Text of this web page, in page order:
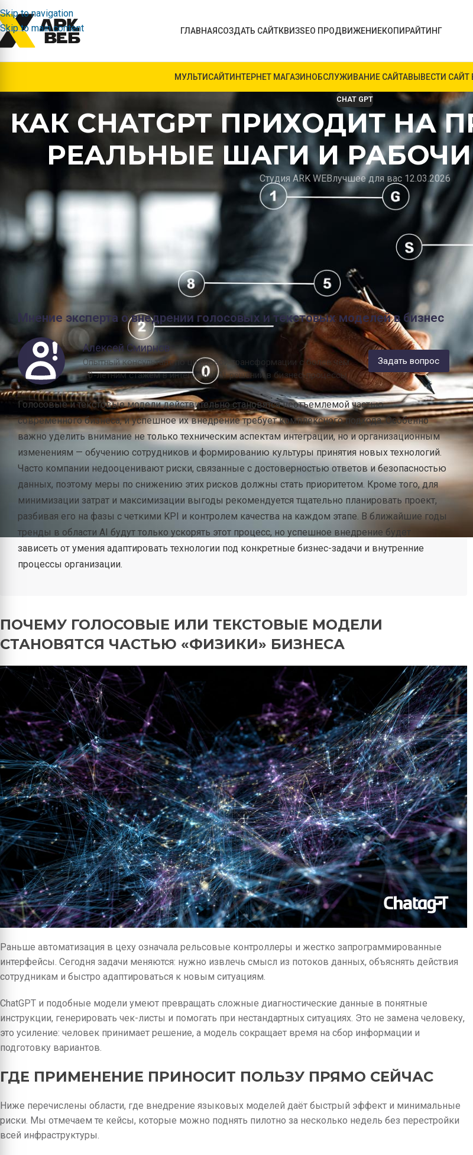
Skip to navigation
Skip to main content
ГЛАВНАЯСОЗДАТЬ САЙТКВИЗSEO ПРОДВИЖЕНИЕКОПИРАЙТИНГ
МУЛЬТИСАЙТИНТЕРНЕТ МАГАЗИНОБСЛУЖИВАНИЕ САЙТАВЫВЕСТИ САЙТ
CHAT GPT
КАК CHATGPT ПРИХОДИТ НА
РЕАЛЬНЫЕ ШАГИ И
Студия ARK WEBлучшее для вас 12.03.2026
В наше время разговорные модели перестали быть только инструментом для чат-ботов в службе
поддержки. Они уже могут помогать на заводской площадке, в складе и в полевых сервисных
бригадах — от ускорения принятия решений до снижения простоев оборудования. В этой статье студия
АРК ВЕБ рассказывает, как происходит интеграция ChatGPT в физические бизнес-процессы, какие
сложности стоит ожидать и как их проходить, чтобы влияние технологии стало ощутимым и
безопасным.
Мнение эксперта о внедрении голосовых и текстовых моделей в бизнес
Алексей Смирнов
Опытный консультант по цифровой трансформации с более чем
10-летним стажем в интеграции AI-решений в бизнес-процессы
Задать вопрос
Голосовые и текстовые модели действительно становятся неотъемлемой частью
современного бизнеса, и успешное их внедрение требует комплексного подхода. Особенно
важно уделить внимание не только техническим аспектам интеграции, но и организационным
изменениям — обучению сотрудников и формированию культуры принятия новых технологий.
Часто компании недооценивают риски, связанные с достоверностью ответов и безопасностью
данных, поэтому меры по снижению этих рисков должны стать приоритетом. Кроме того, для
минимизации затрат и максимизации выгоды рекомендуется тщательно планировать проект,
разбивая его на фазы с четкими KPI и контролем качества на каждом этапе. В ближайшие годы
тренды в области AI будут только ускорять этот процесс, но успешное внедрение будет
зависеть от умения адаптировать технологии под конкретные бизнес-задачи и внутренние
процессы организации.
ПОЧЕМУ ГОЛОСОВЫЕ ИЛИ ТЕКСТОВЫЕ МОДЕЛИ
СТАНОВЯТСЯ ЧАСТЬЮ «ФИЗИКИ» БИЗНЕСА
Раньше автоматизация в цеху означала рельсовые контроллеры и жестко запрограммированные
интерфейсы. Сегодня задачи меняются: нужно извлечь смысл из потоков данных, объяснять действия
сотрудникам и быстро адаптироваться к новым ситуациям.
ChatGPT и подобные модели умеют превращать сложные диагностические данные в понятные
инструкции, генерировать чек-листы и помогать при нестандартных ситуациях. Это не замена человеку,
это усиление: человек принимает решение, а модель сокращает время на сбор информации и
подготовку вариантов.
ГДЕ ПРИМЕНЕНИЕ ПРИНОСИТ ПОЛЬЗУ ПРЯМО СЕЙЧАС
Ниже перечислены области, где внедрение языковых моделей даёт быстрый эффект и минимальные
риски. Мы отмечаем те кейсы, которые можно поднять пилотно за несколько недель без перестройки
всей инфраструктуры.